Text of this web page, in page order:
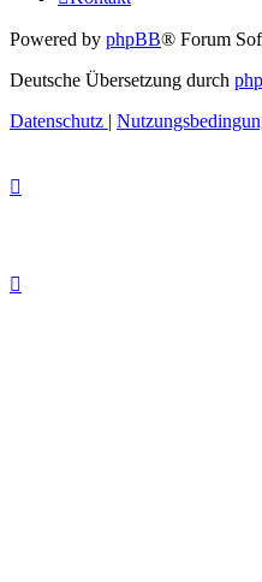
Powered by phpBB® Forum
Deutsche Übersetzung durch
Datenschutz |